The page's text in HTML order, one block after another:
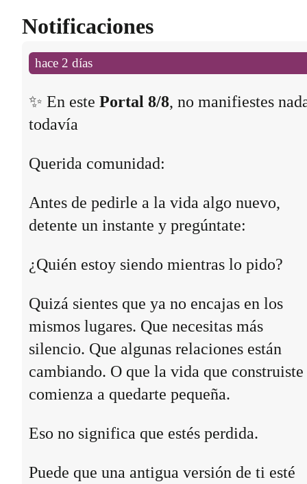
Notificaciones
hace 2 días
✨ En este Portal 8/8, no manifiestes
todavía
Querida comunidad:
Antes de pedirle a la vida algo nuevo,
detente un instante y pregúntate:
¿Quién estoy siendo mientras lo pido?
Quizá sientes que ya no encajas en los
mismos lugares. Que necesitas más
silencio. Que algunas relaciones están
cambiando. O que la vida que construiste
comienza a quedarte pequeña.
Eso no significa que estés perdida.
Puede que una antigua versión de ti esté